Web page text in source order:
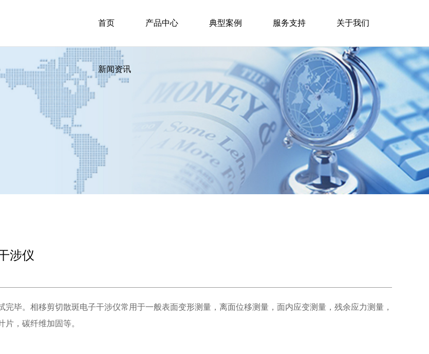
首页 产品中心 典型案例 服务支持 关于我们
新闻资讯
涉仪
毕。相移剪切散斑电子干涉仪常用于一般表面变形测量，离面位移测量，面内应变测量，残余应力测量，
，碳纤维加固等。